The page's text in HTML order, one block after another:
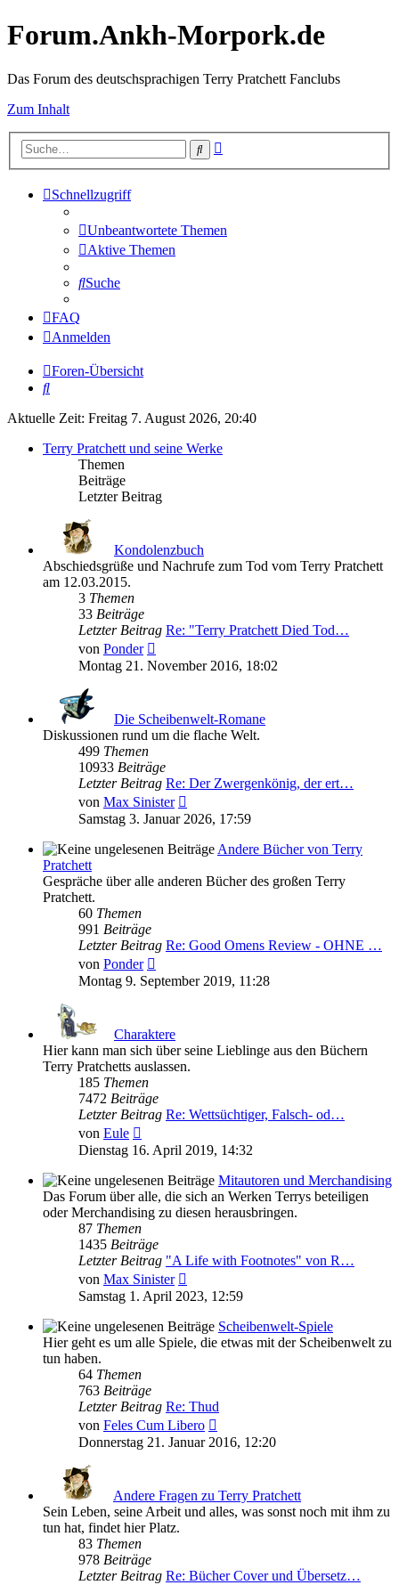
Forum.Ankh-Morpork.de
Das Forum des deutschsprachigen Terry Pratchett Fanclubs
Zum Inhalt
Suche
Schnellzugriff
Unbeantwortete Themen
Aktive Themen
Suche
FAQ
Anmelden
Foren-Übersicht
Suche
Aktuelle Zeit: Freitag 7. August 2026, 20:40
Terry Pratchett und seine Werke
Themen
Beiträge
Letzter Beitrag
Kondolenzbuch
Abschiedsgrüße und Nachrufe zum Tod vom Terry Pratchett
am 12.03.2015.
3 Themen
33 Beiträge
Letzter Beitrag Re: "Terry Pratchett Died Tod…
von Ponder
Beitrag
Montag 21. November 2016, 18:02
Die Scheibenwelt-Romane
Diskussionen rund um die flache Welt.
499 Themen
10933 Beiträge
Letzter Beitrag Re: Der Zwergenkönig, der ert…
von Max Sinister
Beitrag
Samstag 3. Januar 2026, 17:59
Andere Bücher von Terry
Pratchett
Gespräche über alle anderen Bücher des großen Terry
Pratchett.
60 Themen
991 Beiträge
Letzter Beitrag Re: Good Omens Review - OHNE …
von Ponder
Beitrag
Montag 9. September 2019, 11:28
Charaktere
Hier kann man sich über seine Lieblinge aus den Büchern
Terry Pratchetts auslassen.
185 Themen
7472 Beiträge
Letzter Beitrag Re: Wettsüchtiger, Falsch- od…
von Eule
Beitrag
Dienstag 16. April 2019, 14:32
Mitautoren und Merchandising
Das Forum über alle, die sich an Werken Terrys beteiligen
oder Merchandising zu diesen herausbringen.
87 Themen
1435 Beiträge
Letzter Beitrag "A Life with Footnotes" von R…
von Max Sinister
Beitrag
Samstag 1. April 2023, 12:59
Scheibenwelt-Spiele
Hier geht es um alle Spiele, die etwas mit der Scheibenwelt zu
tun haben.
64 Themen
763 Beiträge
Letzter Beitrag Re: Thud
von Feles Cum Libero
Beitrag
Donnerstag 21. Januar 2016, 12:20
Andere Fragen zu Terry Pratchett
Sein Leben, seine Arbeit und alles, was sonst noch mit ihm zu
tun hat, findet hier Platz.
83 Themen
978 Beiträge
Letzter Beitrag Re: Bücher Cover und Übersetz…